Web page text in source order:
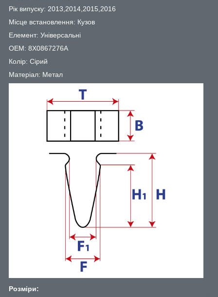
Рік випуску: 2013,2014,2015,2016
Місце встановлення: Кузов
Елемент: Універсальні
OEM: 8X0867276A
Колір: Сірий
Матеріал: Метал
Розміри: